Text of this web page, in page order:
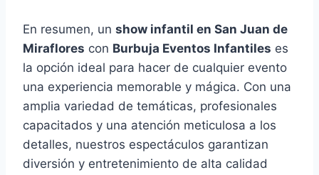
En resumen, un show infantil en San Juan de
Miraflores con Burbuja Eventos Infantiles es
la opción ideal para hacer de cualquier evento
una experiencia memorable y mágica. Con una
amplia variedad de temáticas, profesionales
capacitados y una atención meticulosa a los
detalles, nuestros espectáculos garantizan
diversión y entretenimiento de alta calidad